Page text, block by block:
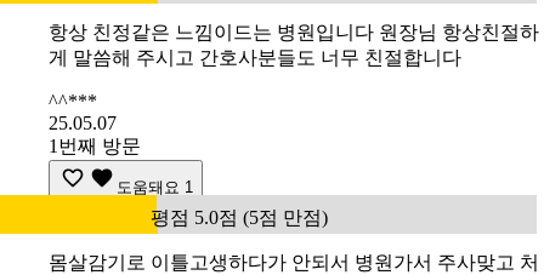
항상 친정같은 느낌이드는 병원입니다 원장님 항상친절하
게 말씀해 주시고 간호사분들도 너무 친절합니다
^^***
25.05.07
1번째 방문
도움돼요 1
평점 5.0점 (5점 만점)
몸살감기로 이틀고생하다가 안되서 병원가서 주사맞고 처